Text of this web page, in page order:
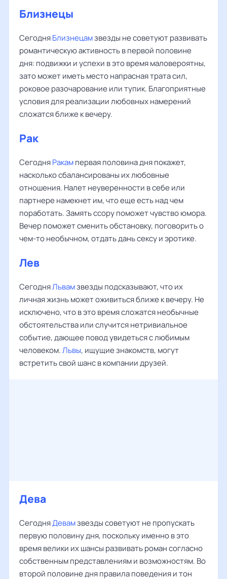
Близнецы
СегодняБлизнецамзвезды не советуют развивать
романтическую активность в первой половине
дня: подвижки и успехи в это время маловероятны,
зато может иметь место напрасная трата сил,
роковое разочарование или тупик. Благоприятные
условия для реализации любовных намерений
сложатся ближе к вечеру.
Рак
СегодняРакампервая половина дня покажет,
насколько сбалансированы их любовные
отношения. Налет неуверенности в себе или
партнере намекнет им, что еще есть над чем
поработать. Замять ссору поможет чувство юмора.
Вечер поможет сменить обстановку, поговорить о
чем-то необычном, отдать дань сексу и эротике.
Лев
СегодняЛьвамзвезды подсказывают, что их
личная жизнь может оживиться ближе к вечеру. Не
исключено, что в это время сложатся необычные
обстоятельства или случится нетривиальное
событие, дающее повод увидеться с любимым
человеком.Львы, ищущие знакомств, могут
встретить свой шанс в компании друзей.
Дева
СегодняДевамзвезды советуют не пропускать
первую половину дня, поскольку именно в это
время велики их шансы развивать роман согласно
собственным представлениям и возможностям. Во
второй половине дня правила поведения и тон